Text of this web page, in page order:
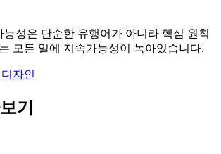
능성은 단순한 유행어가 아니라 핵심 원칙
모든 일에 지속가능성이 녹아있습니다.
자인
기